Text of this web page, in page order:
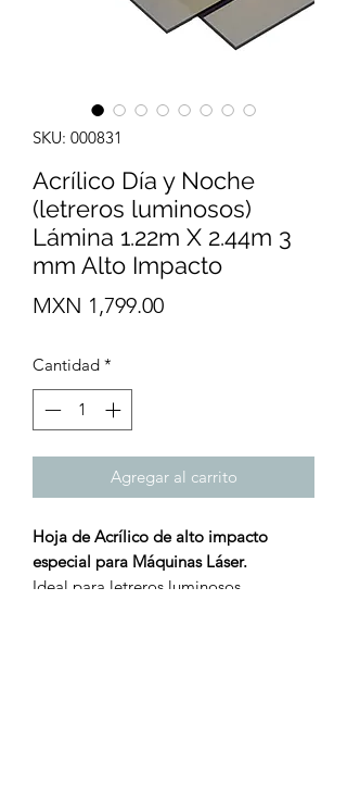
SKU: 000831
Acrílico Día y Noche
(letreros luminosos)
Lámina 1.22m X 2.44m 3
mm Alto Impacto
MXN 1,799.00Precio
Cantidad *
Agregar al carrito
Hoja de Acrílico de alto impacto
especial para Máquinas Láser.
Ideal para letreros luminosos.